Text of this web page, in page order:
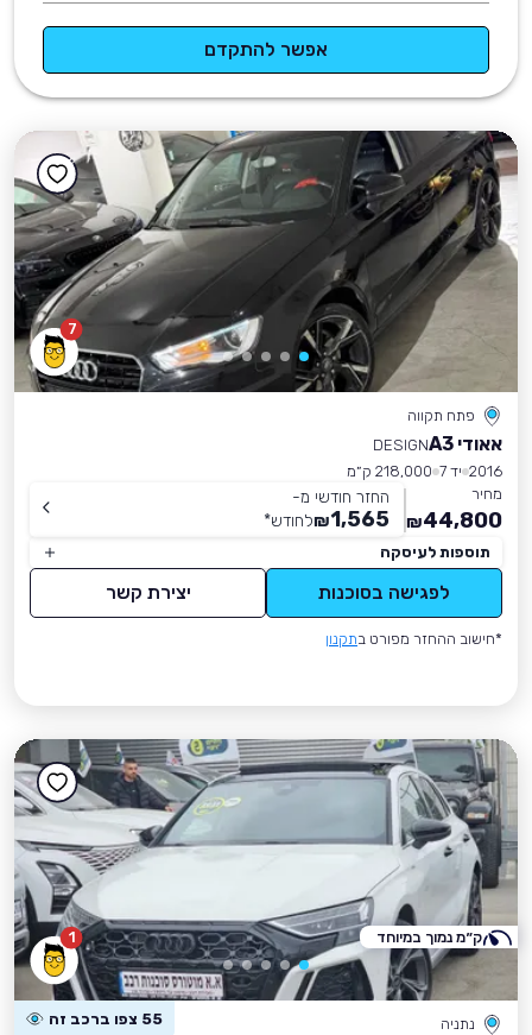
אפשר להתקדם
7
פתח תקווה
אאודי A3
DESIGN
2016 יד 7
218,000 ק״מ
מחיר
44,800
₪
החזר חודשי מ-
1,565
₪לחודש*
תוספות לעיסקה
לפגישה בסוכנות יצירת קשר
*חישוב ההחזר מפורט בתקנון
1
נתניה 55 צפו ברכב זה
ק״מ נמוך במיוחד